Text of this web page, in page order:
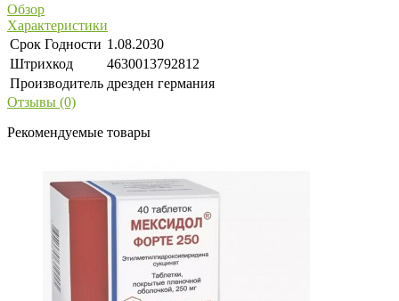
Обзор
Характеристики
Срок Годности 1.08.2030
Штрихкод
4630013792812
Производитель дрезден германия
Отзывы (0)
Рекомендуемые товары